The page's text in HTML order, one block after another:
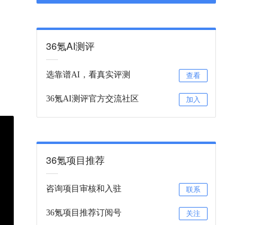
36氪AI测评
选靠谱AI，看真实评测 查看
36氪AI测评官方交流社区 加入
36氪项目推荐
咨询项目审核和入驻 联系
36氪项目推荐订阅号 关注